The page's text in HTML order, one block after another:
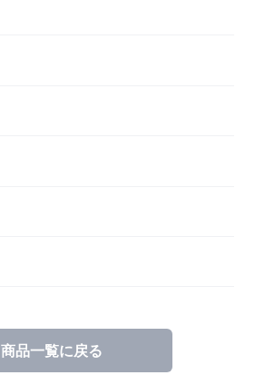
商品一覧に戻る